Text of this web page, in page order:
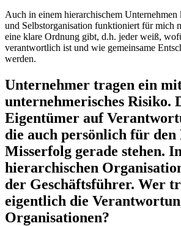
Auch in einem hierarchischem Unternehmen
und Selbstorganisation funktioniert für mich
eine klare Ordnung gibt, d.h. jeder weiß,
verantwortlich ist und wie gemeinsame
werden.
Unternehmer tragen ein
unternehmerisches Risiko.
Eigentümer auf
die auch persönlich für
Misserfolg gerade stehen. In
hierarchischen
der Geschäftsführer. Wer
eigentlich die
Organisationen?